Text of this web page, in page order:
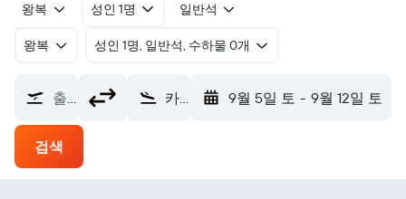
왕복 성인 1명 일반석
왕복 ​성인 1명, 일반석, 수하물 0개
출발지 카일루아코나 코나 국제공항 (KOA) 9월 5일 토 - 9월 12일 토
검색